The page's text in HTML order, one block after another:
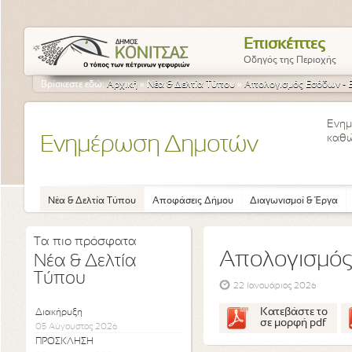
Επισκέπτες
Οδηγός της Περιοχής
Βρίσκεστε εδώ:Αρχική » Νέα & Δελτία Τύπου » Απολογισμός Εσόδων -
Ενημέρωση Δημοτών
Νέα & Δελτία Τύπου Αποφάσεις Δήμου Διαγωνισμοί & Έργα
Τα πιο πρόσφατα
Νέα & Δελτία
Τύπου
Διακήρυξη
05 Αύγουστος 2026
ΠΡΟΣΚΛΗΣΗ
22 Ιανουάριος 2026
Κατεβάστε το
σε μορφή pdf